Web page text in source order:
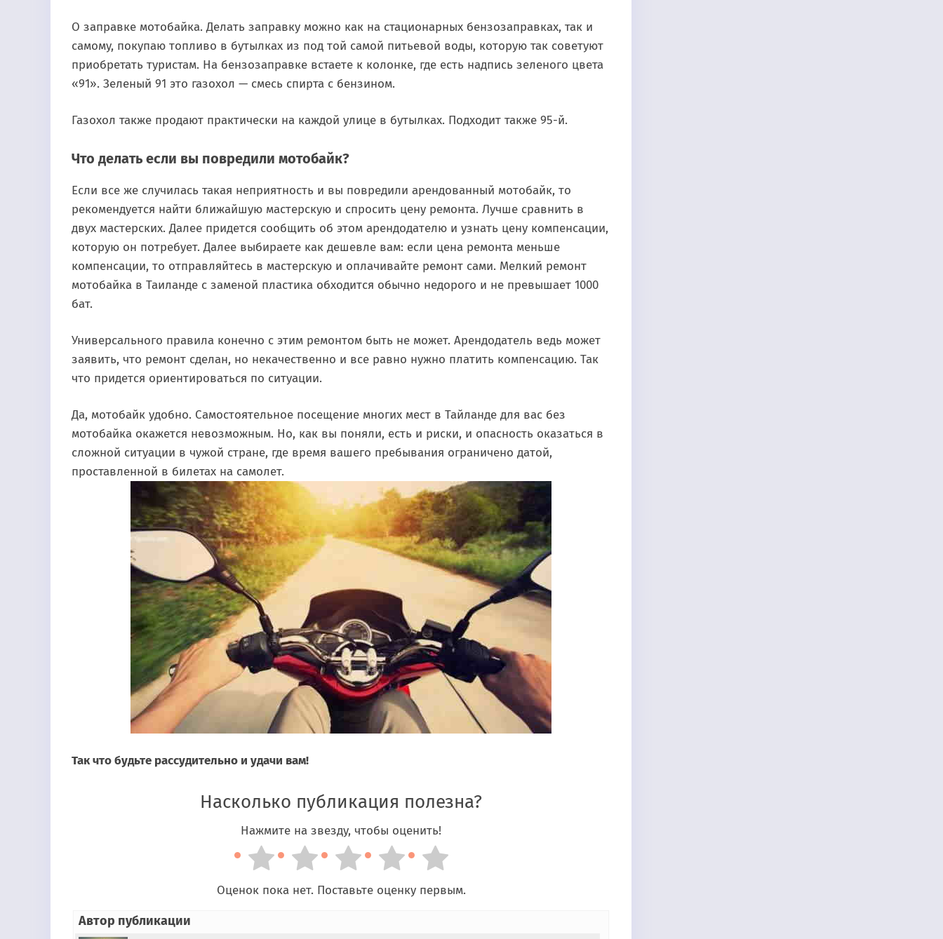
О заправке мотобайка. Делать заправку можно как на стационарных бензозаправках, так и
самому, покупаю топливо в бутылках из под той самой питьевой воды, которую так советуют
приобретать туристам. На бензозаправке встаете к колонке, где есть надпись зеленого цвета
«91». Зеленый 91 это газохол — смесь спирта с бензином.
Газохол также продают практически на каждой улице в бутылках. Подходит также 95-й.
Что делать если вы повредили мотобайк?
Если все же случилась такая неприятность и вы повредили арендованный мотобайк, то
рекомендуется найти ближайшую мастерскую и спросить цену ремонта. Лучше сравнить в
двух мастерских. Далее придется сообщить об этом арендодателю и узнать цену компенсации,
которую он потребует. Далее выбираете как дешевле вам: если цена ремонта меньше
компенсации, то отправляйтесь в мастерскую и оплачивайте ремонт сами. Мелкий ремонт
мотобайка в Таиланде с заменой пластика обходится обычно недорого и не превышает 1000
бат.
Универсального правила конечно с этим ремонтом быть не может. Арендодатель ведь может
заявить, что ремонт сделан, но некачественно и все равно нужно платить компенсацию. Так
что придется ориентироваться по ситуации.
Да, мотобайк удобно. Самостоятельное посещение многих мест в Тайланде для вас без
мотобайка окажется невозможным. Но, как вы поняли, есть и риски, и опасность оказаться в
сложной ситуации в чужой стране, где время вашего пребывания ограничено датой,
проставленной в билетах на самолет.
Так что будьте рассудительно и удачи вам!
Насколько публикация полезна?
Нажмите на звезду, чтобы оценить!
Оценок пока нет. Поставьте оценку первым.
Автор публикации